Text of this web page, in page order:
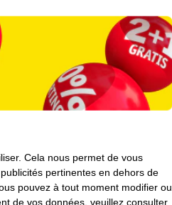
Kruidvat
KruidvatCela nous permet de vous
pertinentes en dehors de
pouvez à tout moment modifier ou
de vos données, veuillez consulter